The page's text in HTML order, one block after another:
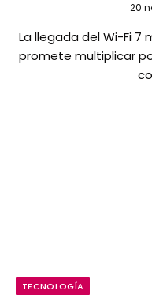
20
La llegada del Wi-Fi
promete multiplicar
TECNOLOGÍA